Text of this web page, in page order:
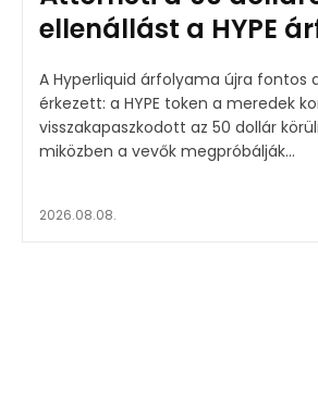
ellenállást a HYPE
A Hyperliquid árfolyama újra fontos
érkezett: a HYPE token a meredek
visszakapaszkodott az 50 dollár
miközben a vevők megpróbálják...
2026.08.08.